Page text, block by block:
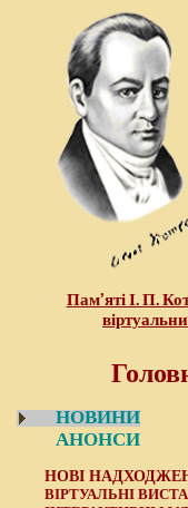
Пам’яті І. П.
НОВИНИ
АНОНСИ
НОВІ
ВІРТУАЛЬНІ